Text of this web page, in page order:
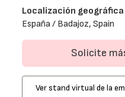
Localización geográfica
España / Badajoz, Spain
Solicite
Ver stand virtual de la